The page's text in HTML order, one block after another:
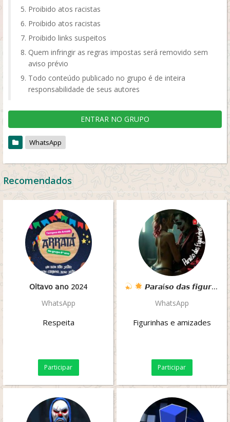
Proibido atos racistas
Proibido atos racistas
Proibido links suspeitos
Quem infringir as regras impostas será removido sem
aviso prévio
Todo conteúdo publicado no grupo é de inteira
responsabilidade de seus autores
ENTRAR NO GRUPO
WhatsApp
Recomendados
𝖮𝗂𝗍𝖺𝗏𝗈 𝖺𝗇𝗈 2024
WhatsApp
Respeita
Participar
𝙋𝙖𝙧𝙖í𝙨𝙤 𝙙𝙖𝙨 𝙛𝙞𝙜𝙪𝙧𝙞𝙣𝙝𝙖𝙨
WhatsApp
Figurinhas e amizades
Participar